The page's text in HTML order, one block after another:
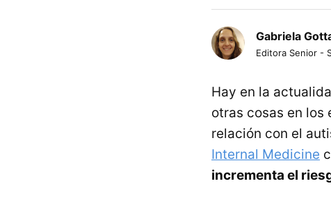
Gabriela
Editora Senior -
Hay en la
otras cosas en los
relación con el
Internal Medicine
incrementa el